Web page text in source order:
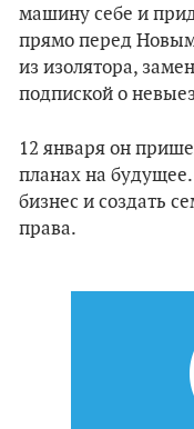
машину себе и
прямо перед
из изолятора,
подпиской о
12 января он
планах на
бизнес и создать
права.